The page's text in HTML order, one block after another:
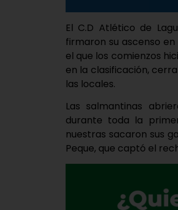
El C.D Atlético de
firmaron su ascenso
el que los comienzos
en la clasificación,
las locales.
Las salmantinas
durante toda la
nuestras sacaron sus
Peque, que captó el